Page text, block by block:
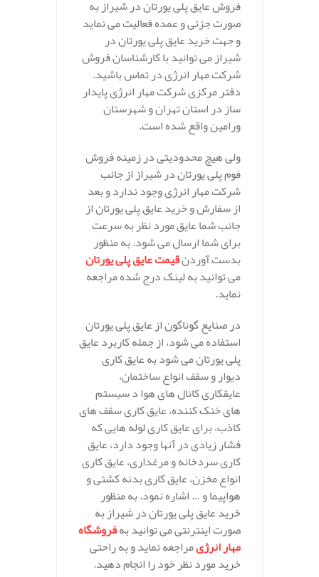
فروش عایق پلی یورتان در شیراز به
صورت جزئی و عمده فعالیت می نماید
و جهت خرید عایق پلی یورتان در
شیراز می توانید با کارشناسان فروش
شرکت مهار انرژی در تماس باشید.
دفتر مرکزی شرکت مهار انرژی پایدار
ساز در استان تهران و شهرستان
ورامین واقع شده است.
ولی هیچ محدودیتی در زمینه فروش
فوم پلی یورتان در شیراز از جانب
شرکت مهار انرژی وجود ندارد و بعد
از سفارش و خرید عایق پلی یورتان از
جانب شما عایق مورد نظر به سرعت
برای شما ارسال می شود. به منظور
بدست آوردنقیمت عایق پلی یورتان
می توانید به لینک درج شده مراجعه
نماید.
در صنایع گوناگون از عایق پلی یورتان
استفاده می شود، از جمله کاربرد عایق
پلی یورتان می شود به عایق کاری
دیوار و سقف انواع ساختمان،
عایقکاری کانال های هوا د سیستم
های خنک کننده، عایق کاری سقف های
کاذب، برای عایق کاری لوله هایی که
فشار زیادی در آنها وجود دارد، عایق
کاری سردخانه و مرغداری، عایق کاری
انواع مخزن، عایق کاری بدنه کشتی و
هواپیما و … اشاره نمود. به منظور
خرید عایق پلی یورتان در شیراز به
صورت اینترنتی می توانید بهفروشگاه
مهار انرژیمراجعه نماید و به راحتی
خرید مورد نظر خود را انجام دهید.